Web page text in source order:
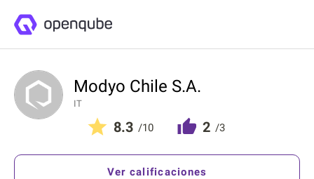
Modyo Chile S.A.
IT
8.3 /10 2 /3
Ver calificaciones